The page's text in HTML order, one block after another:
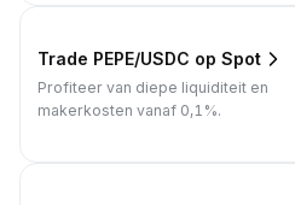
Trade PEPE/USDC op Spot
Profiteer van diepe liquiditeit en
makerkosten vanaf 0,1%.